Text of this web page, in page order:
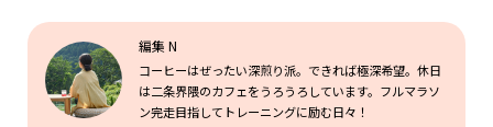
編集 N
コーヒーはぜったい深煎り派。できれば極深希望。休日
は二条界隈のカフェをうろうろしています。フルマラソ
ン完走目指してトレーニングに励む日々！